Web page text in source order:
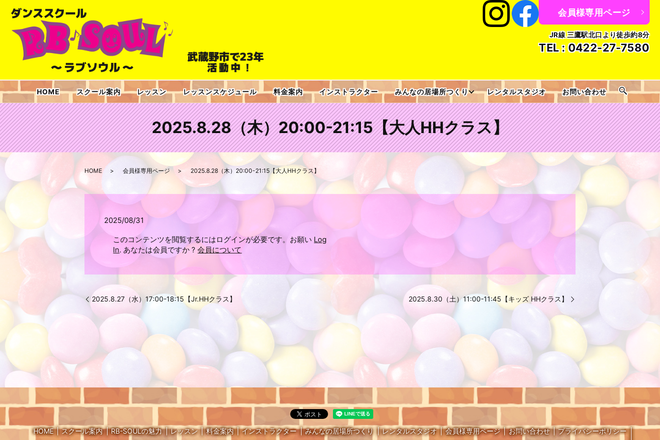
HOME スクール案内 レッスン レッスンスケジュール 料金案内 インストラクター みんなの居場所つくり レンタルスタジオ お問い合わせ
会員様専用ページ
JR線 三鷹駅北口より徒歩約8分
TEL :0422-27-7580
2025.8.28（木）20:00-21:15【大人HHクラス】
HOME 会員様専用ページ 2025.8.28（木）20:00-21:15【大人HHクラス】
2025/08/31
このコンテンツを閲覧するにはログインが必要です。お願い Log
In. あなたは会員ですか ?会員について
2025.8.27（水）17:00-18:15【Jr.HHクラス】 2025.8.30（土）11:00-11:45【キッズ HHクラス】
HOME スクール案内 RB-SOULの魅力 レッスン 料金案内 インストラクター みんなの居場所つくり レンタルスタジオ 会員様専用ページ お問い合わせ プライバシーポリシー